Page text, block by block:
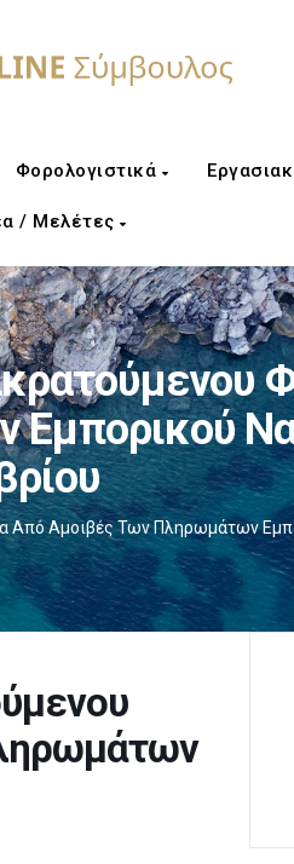
Φορολογιστικά
/ Μελέτες
Αμοιβές Των Πληρωμάτων